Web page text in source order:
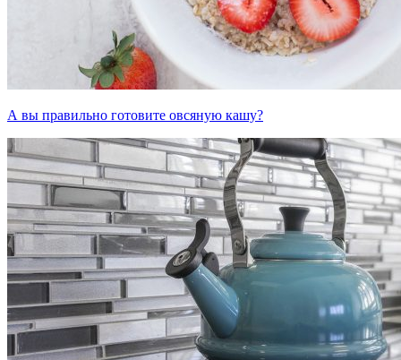
А вы правильно готовите овсяную кашу?